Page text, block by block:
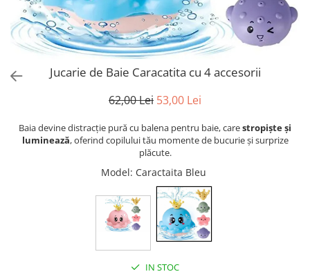
Puzzle
Tablite, Litere si Cifre
Jucarii exterior
Jucarie de Baie Caracatita cu 4 accesorii
62,00 Lei 53,00 Lei
Baia devine distracție pură cu balena pentru baie, carestropiște și
luminează, oferind copilului tău momente de bucurie și surprize
plăcute.
Model: Caractaita Bleu
IN STOC